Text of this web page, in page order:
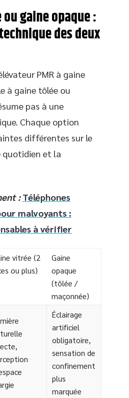
gaine opaque :
des deux
PMR à gaine
à gaine tôlée ou
pas à une
Chaque option
différentes sur le
quotidien et la
: Téléphones
malvoyants :
à vérifier
vitrée (2
ou plus)
Gaine
opaque
(tôlée /
maçonnée)
Éclairage
artificiel
obligatoire,
sensation de
confinement
plus
marquée